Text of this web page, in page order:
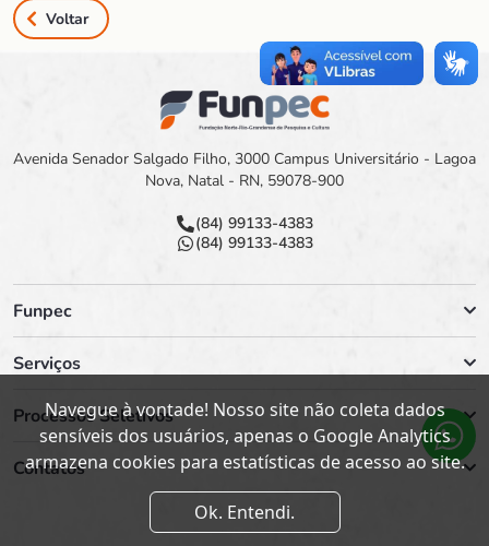
Voltar
Avenida Senador Salgado Filho, 3000 Campus Universitário - Lagoa
Nova, Natal - RN, 59078-900
(84) 99133-4383
(84) 99133-4383
Funpec
Serviços
Processos Seletivos
Contatos
Navegue à vontade! Nosso site não coleta dados
sensíveis dos usuários, apenas o Google Analytics
armazena cookies para estatísticas de acesso ao site.
Ok. Entendi.